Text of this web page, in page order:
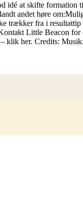
idé at skifte
andet høre
trækker fra i
Little Beacon
her. Credits: